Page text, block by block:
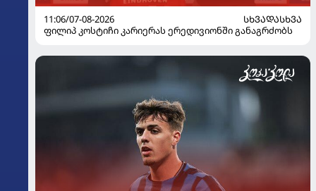
11:06/07-08-2026
ᲡᲮᲕᲐᲓᲐᲡᲮᲕᲐ
ფილიპ კოსტიჩი კარიერას ერედივიონში განაგრძობს